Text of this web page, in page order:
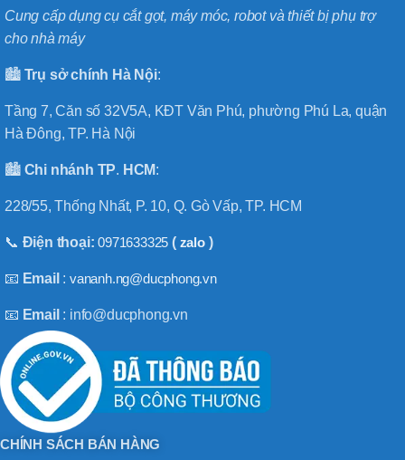
Cung cấp dụng cụ cắt gọt, máy móc, robot và thiết bị phụ trợ
cho nhà máy
🏙️ Trụ sở chính Hà Nội:
Tầng 7, Căn số 32V5A, KĐT Văn Phú, phường Phú La, quận
Hà Đông, TP. Hà Nội
🏙️ Chi nhánh TP. HCM:
228/55, Thống Nhất, P. 10, Q. Gò Vấp, TP. HCM
📞 Điện thoại:0971633325 ( zalo)
📧 Email :vananh.ng@ducphong.vn
📧 Email : info@ducphong.vn
CHÍNH SÁCH BÁN HÀNG